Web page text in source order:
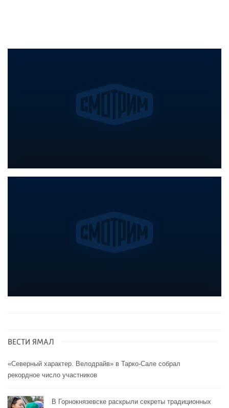
ВЕСТИ ЯМАЛ
«Северный характер. Велодрайв» в Тарко-Сале собрал
рекордное число участников
В Горнокнязевске раскрыли секреты традиционных